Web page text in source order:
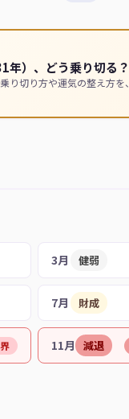
年）、どう乗り切る？
り切り方や運気の整え方
3月 健弱
7月 財成
11月 減退